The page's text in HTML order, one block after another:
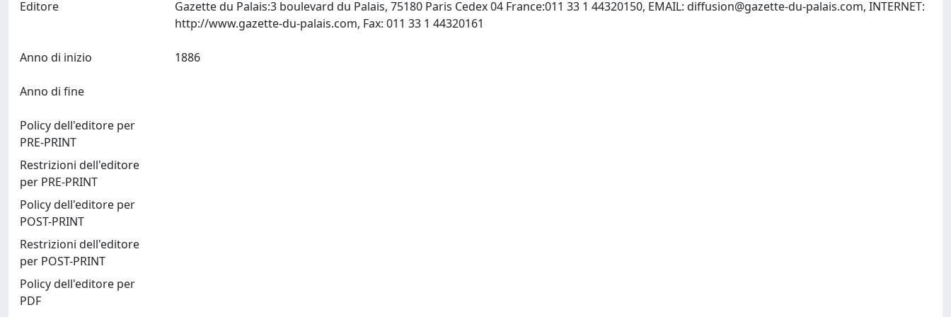
Editore Gazette du Palais:3 boulevard du Palais, 75180 Paris Cedex 04 France:011 33 1 44320150, EMAIL: diffusion@gazette-du-palais.com, INTERNET:
Anno di inizio
Anno di fine
Policy dell'editore per
PRE-PRINT
Restrizioni dell'editore
per PRE-PRINT
Policy dell'editore per
POST-PRINT
Restrizioni dell'editore
per POST-PRINT
Policy dell'editore per
PDF